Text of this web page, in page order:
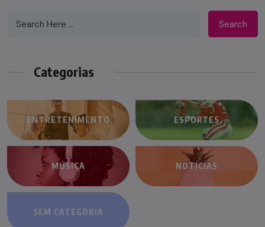
Search
Categorias
ENTRETENIMENTO ESPORTES
MÚSICA NOTÍCIAS
SEM CATEGORIA